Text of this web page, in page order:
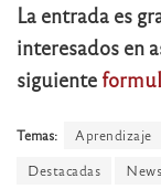
La entrada es
interesados en
siguiente
Temas: Aprendizaje
Destacadas